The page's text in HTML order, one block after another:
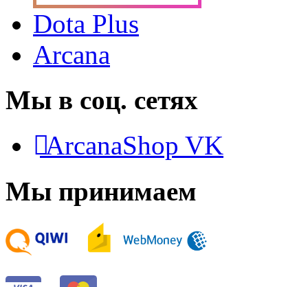
Dota Plus
Arcana
Мы в соц. сетях
ArcanaShop VK
Мы принимаем